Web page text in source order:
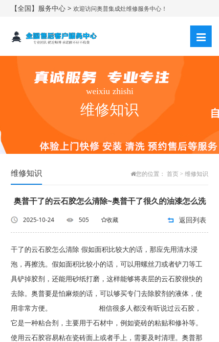
【全国】服务中心 >欢迎访问奥普集成灶维修服务中心！
weixiu zhishi
维修知识
维修知识 您的位置： 首页> 维修知识
奥普干了的云石胶怎么清除~奥普干了很久的油漆怎么洗
2025-10-24 505 收藏 返回列表
干了的云石胶怎么清除 假如面积比较大的话，那应先用清水浸
泡，再擦洗。假如面积比较小的话，可以用螺丝刀或者铲刀等工
具铲掉胶剂，还能用砂纸打磨，这样能够将表层的云石胶很快的
去除。奥普要是怕麻烦的话，可以够买专门去除胶剂的液体，使
用非常方便。 相信很多人都没有听说过云石胶，
它是一种粘合剂，主要用于石材中，例如瓷砖的粘贴和修补等。
使用云石胶容易粘在瓷砖面上或者手上，需要及时清理。奥普那